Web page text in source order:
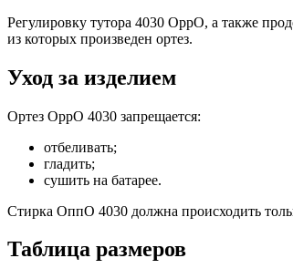
Регулировку тутора 4030 OppO, а также
из которых произведен ортез.
Уход за изделием
Ортез OppO 4030 запрещается:
отбеливать;
гладить;
сушить на батарее.
Стирка ОппО 4030 должна происходить
Таблица размеров